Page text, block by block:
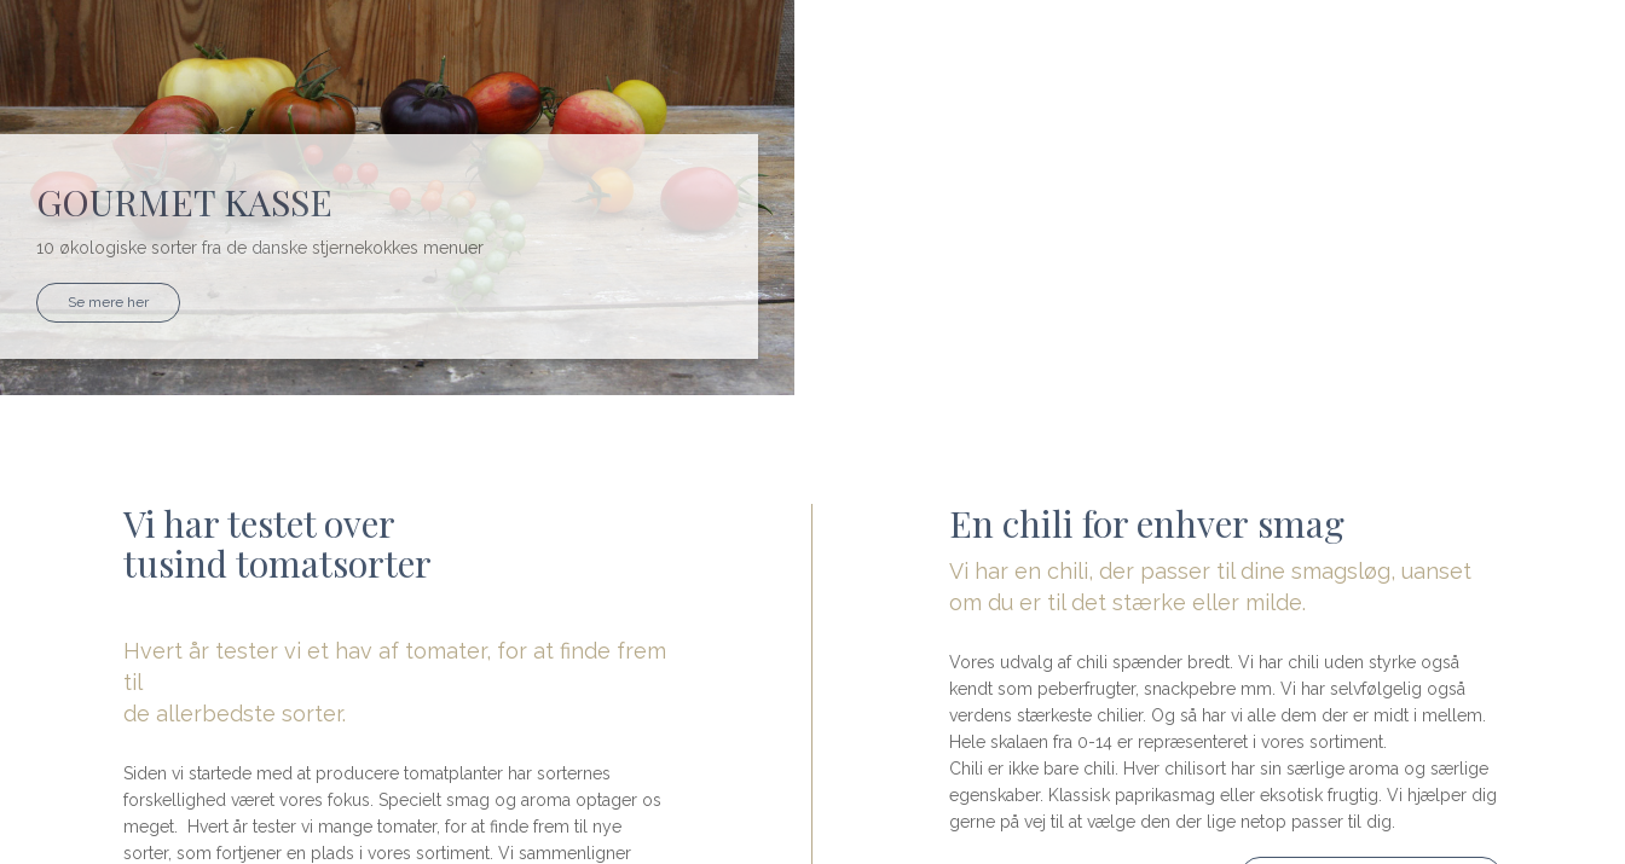
GOURMET KASSE
10 økologiske sorter fra de danske stjernekokkes menuer
Se mere her
Vi har testet over
tusind tomatsorter
Hvert år tester vi et hav af tomater, for at finde frem
til
de allerbedste sorter.
Siden vi startede med at producere tomatplanter har sorternes
forskellighed været vores fokus. Specielt smag og aroma optager os
meget. Hvert år tester vi mange tomater, for at finde frem til nye
sorter, som fortjener en plads i vores sortiment. Vi sammenligner
En chili for enhver smag
Vi har en chili, der passer til dine smagsløg, uanset
om du er til det stærke eller milde.
Vores udvalg af chili spænder bredt. Vi har chili uden styrke også
kendt som peberfrugter, snackpebre mm. Vi har selvfølgelig også
verdens stærkeste chilier. Og så har vi alle dem der er midt i mellem.
Hele skalaen fra 0-14 er repræsenteret i vores sortiment.
Chili er ikke bare chili. Hver chilisort har sin særlige aroma og særlige
egenskaber. Klassisk paprikasmag eller eksotisk frugtig. Vi hjælper dig
gerne på vej til at vælge den der lige netop passer til dig.